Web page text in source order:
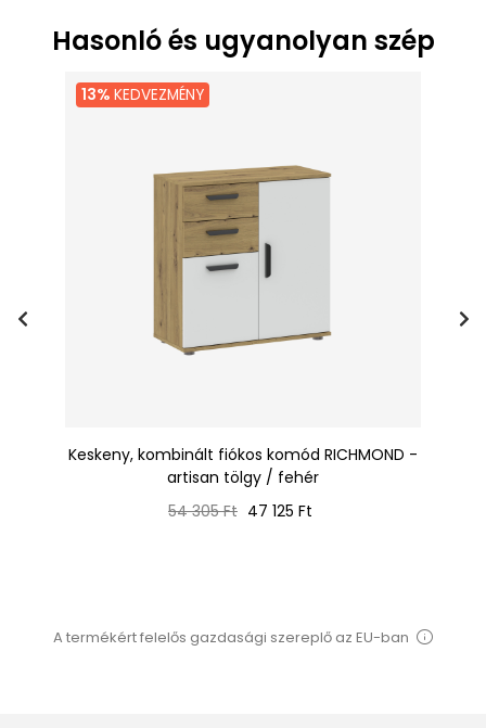
Hasonló és ugyanolyan szép
13% KEDVEZMÉNY
Keskeny, kombinált fiókos komód RICHMOND -
artisan tölgy / fehér
Normál
54 305 Ft Ár
47 125 Ft
A termékért felelős gazdasági szereplő az EU-ban